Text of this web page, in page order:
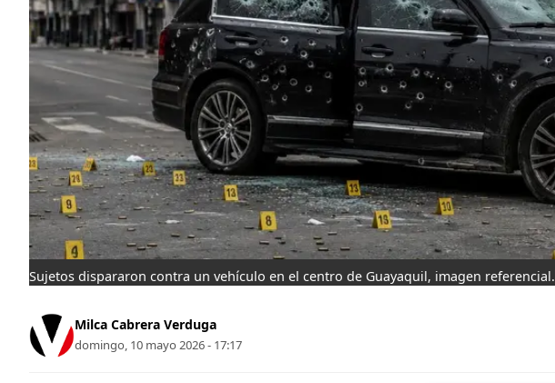
Sujetos dispararon contra un vehículo en el centro de Guayaquil, imagen referencial.
Milca Cabrera Verduga
domingo, 10 mayo 2026 - 17:17